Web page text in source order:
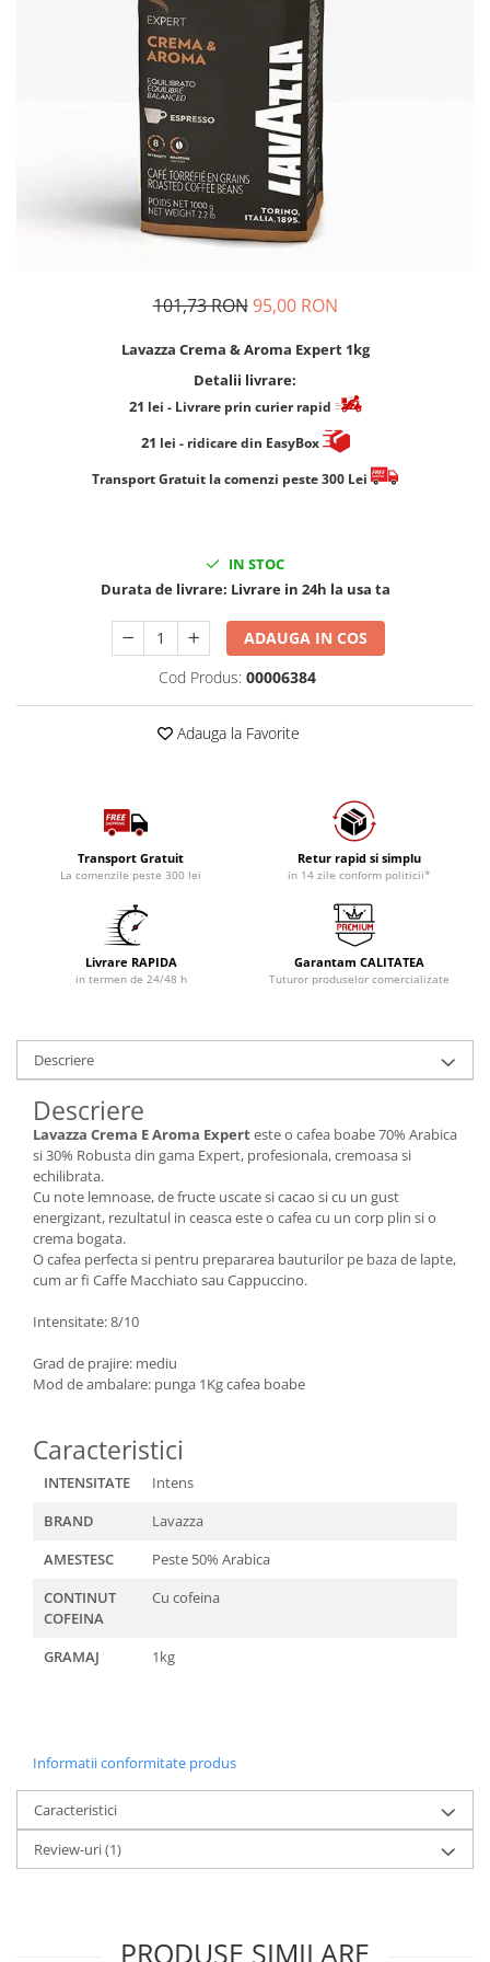
Nespresso Professional
101,73 RON 95,00 RON
Lavazza Crema & Aroma Expert 1kg
Detalii livrare:
21 lei - Livrare prin curier rapid
21 lei - ridicare din EasyBox
​​​​​​Transport Gratuit la comenzi peste 300 Lei
IN STOC
Durata de livrare: Livrare in 24h la usa ta
ADAUGA IN COS
Cod Produs: 00006384
Adauga la Favorite
Transport Gratuit
La comenzile peste 300 lei
Retur rapid si simplu
in 14 zile conform politicii*
Livrare RAPIDA
in termen de 24/48 h
Garantam CALITATEA
Tuturor produselor comercializate
Descriere
Descriere
Lavazza Crema E Aroma Experteste o cafea boabe 70% Arabica
si 30% Robusta din gama Expert, profesionala, cremoasa si
echilibrata.
Cu note lemnoase, de fructe uscate si cacao si cu un gust
energizant, rezultatul in ceasca este o cafea cu un corp plin si o
crema bogata.
O cafea perfecta si pentru prepararea bauturilor pe baza de lapte,
cum ar fi Caffe Macchiato sau Cappuccino.
Intensitate: 8/10
Grad de prajire: mediu
Mod de ambalare: punga 1Kg cafea boabe
Caracteristici
INTENSITATE
Intens
BRAND
Lavazza
AMESTESC
Peste 50% Arabica
CONTINUT
COFEINA
Cu cofeina
GRAMAJ 1kg
Informatii conformitate produs
Caracteristici
Review-uri(1)
PRODUSE SIMILARE